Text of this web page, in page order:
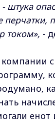
- штука
током», -